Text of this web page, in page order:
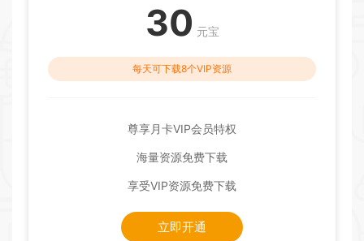
30 元宝
每天可下载8个VIP资源
尊享月卡VIP会员特权
海量资源免费下载
享受VIP资源免费下载
立即开通